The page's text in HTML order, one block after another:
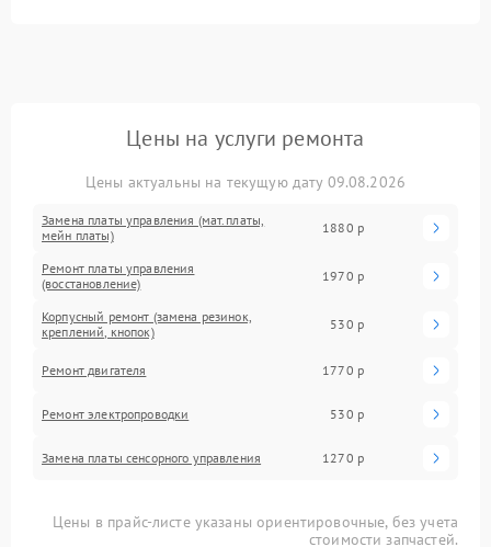
Цены на услуги ремонта
Цены актуальны на текущую дату 09.08.2026
Замена платы управления (мат.платы,
мейн платы)
1880 р
Ремонт платы управления
(восстановление)
1970 р
Корпусный ремонт (замена резинок,
креплений, кнопок)
530 р
Ремонт двигателя 1770 р
Ремонт электропроводки 530 р
Замена платы сенсорного управления 1270 р
Цены в прайс-листе указаны ориентировочные, без учета
стоимости запчастей.